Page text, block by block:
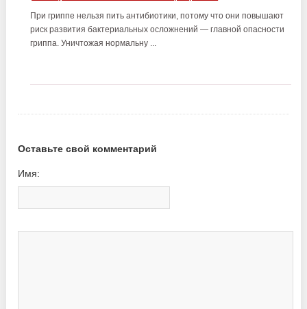
При гриппе нельзя пить антибиотики, потому что они повышают
риск развития бактериальных осложнений — главной опасности
гриппа. Уничтожая нормальну ...
Оставьте свой комментарий
Имя: